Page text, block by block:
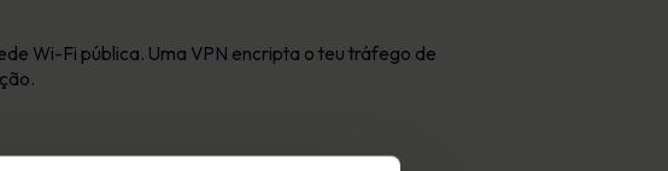
Wi-Fi pública. Uma VPN encripta o teu tráfego de